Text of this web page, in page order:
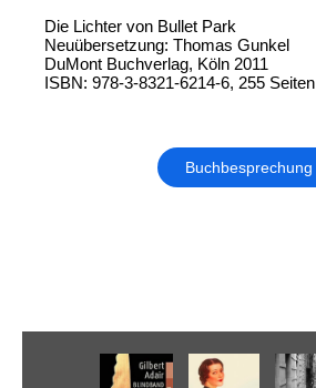
Die Lichter von Bullet Park
Neuübersetzung: Thomas Gunkel
DuMont Buchverlag, Köln 2011
ISBN: 978-3-8321-6214-6, 255 Seiten
Buchbesprechung